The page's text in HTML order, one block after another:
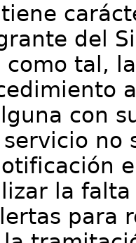
del
como tal,
con
no
la
para